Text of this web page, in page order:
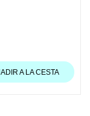
A LA CESTA